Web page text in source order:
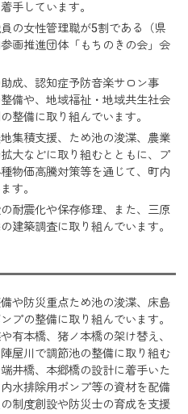
手しています。
の女性管理職が5割である（県
画推進団体「もちのきの会」会
成、認知症予防音楽サロン事
備や、地域福祉・地域共生社会
整備に取り組んでいます。
集積支援、ため池の浚渫、農業
大などに取り組むとともに、プ
物価高騰対策等を通じて、町内
す。
耐震化や保存修理、また、三原
建築調査に取り組んでいます。
や防災重点ため池の浚渫、床島
プの整備に取り組んでいます。
有本橋、猪ノ本橋の架け替え、
屋川で調節池の整備に取り組む
井橋、本郷橋の設計に着手いた
水排除用ポンプ等の資材を配備
制度創設や防災士の育成を支援